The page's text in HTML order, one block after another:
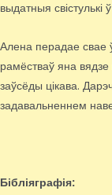
выдатныя свістулькі
Алена перадае свае
рамёстваў яна вядзе
заўсёды цікава.
задавальненнем
Бібліяграфія: